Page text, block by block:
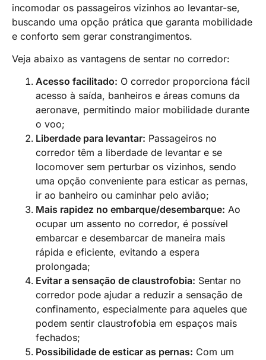
incomodar os passageiros vizinhos ao levantar-se,
buscando uma opção prática que garanta mobilidade
e conforto sem gerar constrangimentos.
Veja abaixo as vantagens de sentar no corredor:
Acesso facilitado: O corredor proporciona fácil
acesso à saída, banheiros e áreas comuns da
aeronave, permitindo maior mobilidade durante
o voo;
Liberdade para levantar: Passageiros no
corredor têm a liberdade de levantar e se
locomover sem perturbar os vizinhos, sendo
uma opção conveniente para esticar as pernas,
ir ao banheiro ou caminhar pelo avião;
Mais rapidez no embarque/desembarque: Ao
ocupar um assento no corredor, é possível
embarcar e desembarcar de maneira mais
rápida e eficiente, evitando a espera
prolongada;
Evitar a sensação de claustrofobia: Sentar no
corredor pode ajudar a reduzir a sensação de
confinamento, especialmente para aqueles que
podem sentir claustrofobia em espaços mais
fechados;
Possibilidade de esticar as pernas: Com um